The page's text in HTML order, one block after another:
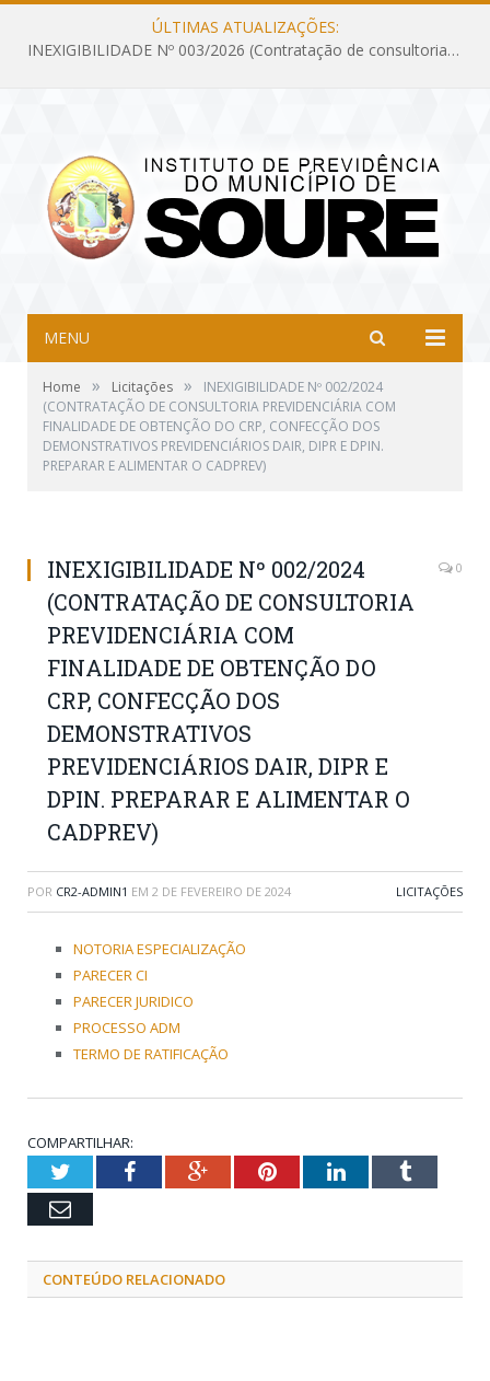
ÚLTIMAS ATUALIZAÇÕES:
INEXIGIBILIDADE Nº 003/2026 (Contratação de consultoria previdenciária com finalidade de obtenção do CRP, confecção dos demonstrativos previdenciários DAIR, DIPR e DPIN, preparar e alimentar o CADPREV, em atendimento às demandas do Instituto de Previdência dos Servidores do Município de Soure – IPSMS, por um período de 10 (dez) meses)
MENU
Home » Licitações »
INEXIGIBILIDADE Nº 002/2024
(CONTRATAÇÃO DE CONSULTORIA PREVIDENCIÁRIA COM
FINALIDADE DE OBTENÇÃO DO CRP, CONFECÇÃO DOS
DEMONSTRATIVOS PREVIDENCIÁRIOS DAIR, DIPR E DPIN.
PREPARAR E ALIMENTAR O CADPREV)
INEXIGIBILIDADE Nº 002/2024
(CONTRATAÇÃO DE CONSULTORIA
PREVIDENCIÁRIA COM
FINALIDADE DE OBTENÇÃO DO
CRP, CONFECÇÃO DOS
DEMONSTRATIVOS
PREVIDENCIÁRIOS DAIR, DIPR E
DPIN. PREPARAR E ALIMENTAR O
CADPREV)
0
POR CR2-ADMIN1 EM 2 DE FEVEREIRO DE 2024 LICITAÇÕES
NOTORIA ESPECIALIZAÇÃO
PARECER CI
PARECER JURIDICO
PROCESSO ADM
TERMO DE RATIFICAÇÃO
COMPARTILHAR:
TwitterFacebookGoogle+PinterestLinkedInTumblr
Email
CONTEÚDO RELACIONADO